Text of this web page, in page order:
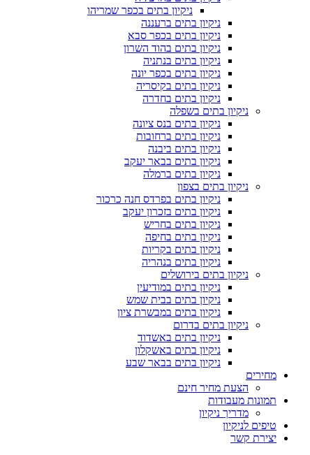
ניקיון בתים בכפר שמריהו
ניקיון בתים ברעננה
ניקיון בתים בכפר סבא
ניקיון בתים בהוד השרון
ניקיון בתים בנתניה
ניקיון בתים בכפר יונה
ניקיון בתים בקיסריה
ניקיון בתים בחדרה
ניקיון בתים בשפלה
ניקיון בתים בנס ציונה
ניקיון בתים ברחובות
ניקיון בתים ביבנה
ניקיון בתים בבאר יעקב
ניקיון בתים ברמלה
ניקיון בתים בצפון
ניקיון בתים בפרדס חנה כרכור
ניקיון בתים בזכרון יעקב
ניקיון בתים בחריש
ניקיון בתים בחיפה
ניקיון בתים בקריות
ניקיון בתים בנהריה
ניקיון בתים בירושלים
ניקיון בתים במודיעין
ניקיון בתים בבית שמש
ניקיון בתים במבשרת ציון
ניקיון בתים בדרום
ניקיון בתים באשדוד
ניקיון בתים באשקלון
ניקיון בתים בבאר שבע
מחירים
הצעת מחיר חינם
תמונות מעבודות
מדריך ניקיון
טיפים לניקיון
יצירת קשר